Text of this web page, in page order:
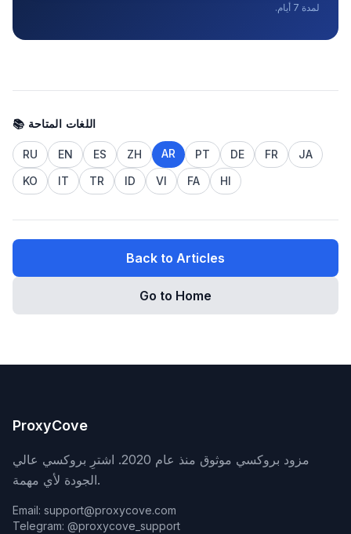
لمدة 7 أيام.
📚 اللغات المتاحة
RU EN ES ZH AR PT DE FR
JA
KO
IT TR ID VI FA HI
Back to Articles
Go to Home
ProxyCove
مزود بروكسي موثوق منذ عام 2020. اشترِ بروكسي عالي
الجودة لأي مهمة.
Email: support@proxycove.com
Telegram: @proxycove_support